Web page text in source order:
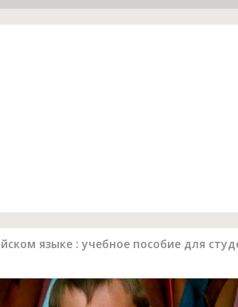
языке : учебное пособие для